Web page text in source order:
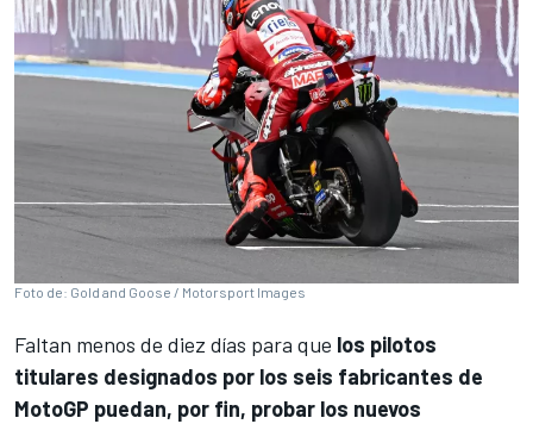
Foto de: Gold and Goose / Motorsport Images
Faltan menos de diez días para que los pilotos
titulares designados por los seis fabricantes de
MotoGP puedan, por fin, probar los nuevos